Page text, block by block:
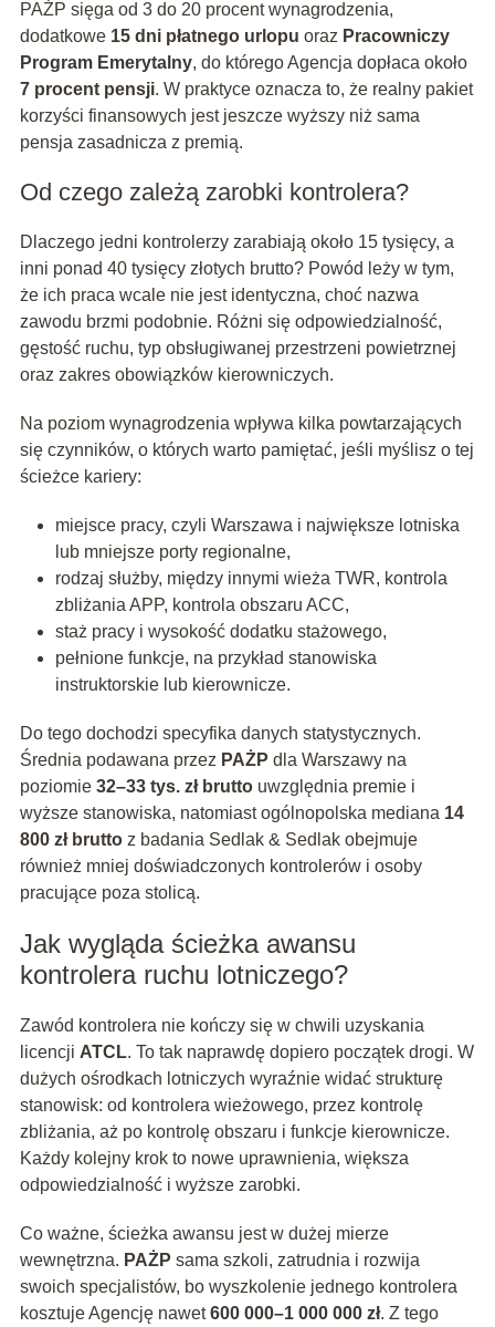
PAŻP sięga od 3 do 20 procent wynagrodzenia,
dodatkowe 15 dni płatnego urlopu oraz Pracowniczy
Program Emerytalny, do którego Agencja dopłaca około
7 procent pensji. W praktyce oznacza to, że realny pakiet
korzyści finansowych jest jeszcze wyższy niż sama
pensja zasadnicza z premią.
Od czego zależą zarobki kontrolera?
Dlaczego jedni kontrolerzy zarabiają około 15 tysięcy, a
inni ponad 40 tysięcy złotych brutto? Powód leży w tym,
że ich praca wcale nie jest identyczna, choć nazwa
zawodu brzmi podobnie. Różni się odpowiedzialność,
gęstość ruchu, typ obsługiwanej przestrzeni powietrznej
oraz zakres obowiązków kierowniczych.
Na poziom wynagrodzenia wpływa kilka powtarzających
się czynników, o których warto pamiętać, jeśli myślisz o tej
ścieżce kariery:
miejsce pracy, czyli Warszawa i największe lotniska
lub mniejsze porty regionalne,
rodzaj służby, między innymi wieża TWR, kontrola
zbliżania APP, kontrola obszaru ACC,
staż pracy i wysokość dodatku stażowego,
pełnione funkcje, na przykład stanowiska
instruktorskie lub kierownicze.
Do tego dochodzi specyfika danych statystycznych.
Średnia podawana przez PAŻP dla Warszawy na
poziomie 32–33 tys. zł bruttouwzględnia premie i
wyższe stanowiska, natomiast ogólnopolska mediana 14
800 zł bruttoz badania Sedlak & Sedlak obejmuje
również mniej doświadczonych kontrolerów i osoby
pracujące poza stolicą.
Jak wygląda ścieżka awansu
kontrolera ruchu lotniczego?
Zawód kontrolera nie kończy się w chwili uzyskania
licencji ATCL. To tak naprawdę dopiero początek drogi. W
dużych ośrodkach lotniczych wyraźnie widać strukturę
stanowisk: od kontrolera wieżowego, przez kontrolę
zbliżania, aż po kontrolę obszaru i funkcje kierownicze.
Każdy kolejny krok to nowe uprawnienia, większa
odpowiedzialność i wyższe zarobki.
Co ważne, ścieżka awansu jest w dużej mierze
wewnętrzna. PAŻP sama szkoli, zatrudnia i rozwija
swoich specjalistów, bo wyszkolenie jednego kontrolera
kosztuje Agencję nawet600 000–1 000 000 zł. Z tego